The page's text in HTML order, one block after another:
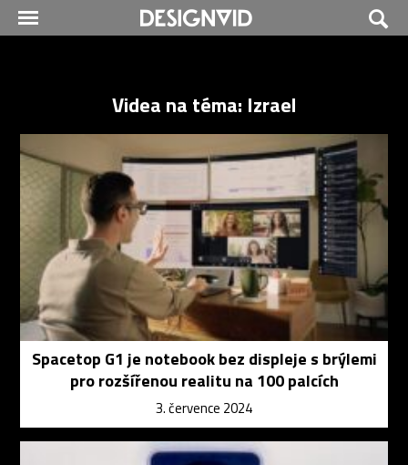
Videa na téma: Izrael
Spacetop G1 je notebook bez displeje s brýlemi
pro rozšířenou realitu na 100 palcích
3. července 2024